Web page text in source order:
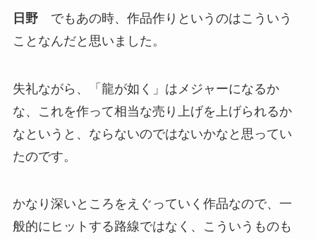
日野でもあの時、作品作りというのはこういう
ことなんだと思いました。
失礼ながら、「龍が如く」はメジャーになるか
な、これを作って相当な売り上げを上げられるか
なというと、ならないのではないかなと思ってい
たのです。
かなり深いところをえぐっていく作品なので、一
般的にヒットする路線ではなく、こういうものも